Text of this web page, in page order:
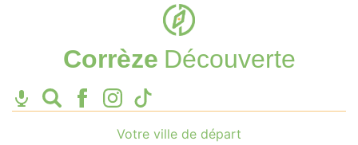
Corrèze Découverte
Votre ville de départ